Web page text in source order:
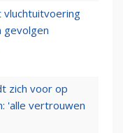
gevolgen
zich voor op
'alle vertrouwen